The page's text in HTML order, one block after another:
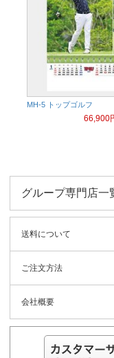
MH-5 トップゴルフ
66,900
グループ専門店一
送料について
ご注文方法
会社概要